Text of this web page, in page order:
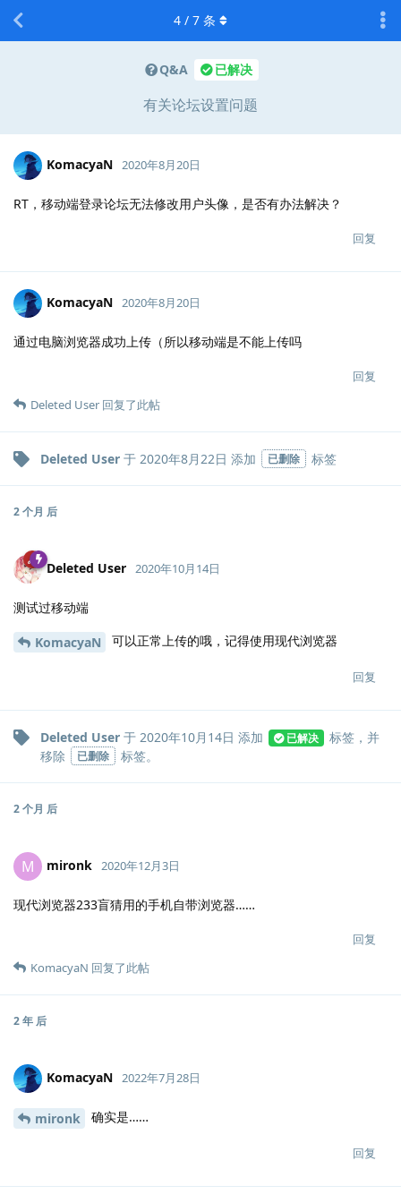
Q&A 已解决
有关论坛设置问题
4 / 7 条
KomacyaN 2020年8月20日
RT，移动端登录论坛无法修改用户头像，是否有办法解决？
回复
KomacyaN 2020年8月20日
通过电脑浏览器成功上传（所以移动端是不能上传吗
回复
Deleted User 回复了此帖
Deleted User 于 2020年8月22日 添加 已删除 标签
2 个月 后
Deleted User 2020年10月14日
测试过移动端
KomacyaN 可以正常上传的哦，记得使用现代浏览器
回复
Deleted User 于 2020年10月14日 添加 已解决 标签，并
移除
已删除 标签。
2 个月 后
M mironk 2020年12月3日
现代浏览器233盲猜用的手机自带浏览器……
回复
KomacyaN 回复了此帖
2 年 后
KomacyaN 2022年7月28日
mironk 确实是……
回复